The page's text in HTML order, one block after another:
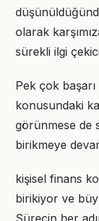
olarak
sürekli ilgi
Pek çok
konusundaki
görünmese de
birikmeye
kişisel finans
birikiyor ve
Sürecin her